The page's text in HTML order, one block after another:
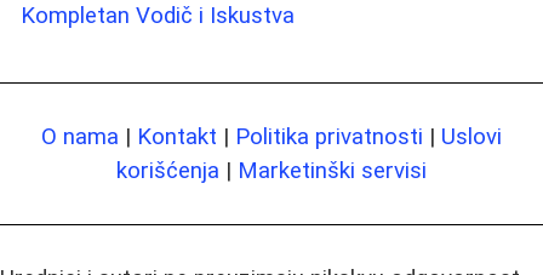
Kompletan Vodič i Iskustva
O nama | Kontakt | Politika privatnosti | Uslovi
korišćenja | Marketinški servisi